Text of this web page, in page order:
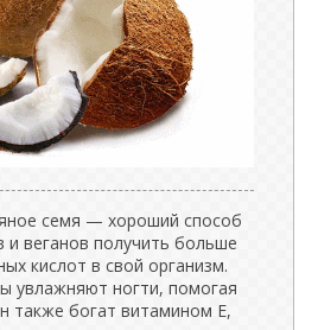
семя — хороший способ
и веганов получить больше
кислот в свой организм.
увлажняют ногти, помогая
также богат витамином Е,